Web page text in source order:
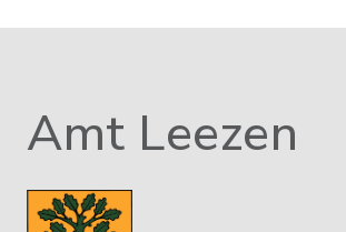
Amt Leezen